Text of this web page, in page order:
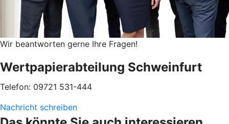
Wir beantworten gerne Ihre Fragen!
Wertpapierabteilung Schweinfurt
Telefon: 09721 531-444
Nachricht schreiben